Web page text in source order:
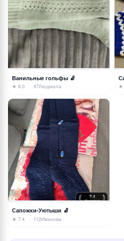
Ванильные гольфы 🧦
★ 8.0 47Людмила ★
Сапожки-Уютыши 🧦
★ 7.4 112Иванова